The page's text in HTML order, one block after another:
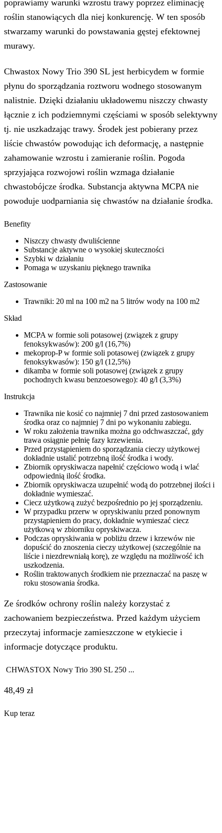
poprawiamy warunki wzrostu trawy poprzez eliminację
roślin stanowiących dla niej konkurencję. W ten sposób
stwarzamy warunki do powstawania gęstej efektownej
murawy.
Chwastox Nowy Trio 390 SL jest herbicydem w formie
płynu do sporządzania roztworu wodnego stosowanym
nalistnie. Dzięki działaniu układowemu niszczy chwasty
łącznie z ich podziemnymi częściami w sposób selektywny
tj. nie uszkadzając trawy. Środek jest pobierany przez
liście chwastów powodując ich deformację, a następnie
zahamowanie wzrostu i zamieranie roślin. Pogoda
sprzyjająca rozwojowi roślin wzmaga działanie
chwastobójcze środka. Substancja aktywna MCPA nie
powoduje uodparniania się chwastów na działanie środka.
Benefity
Niszczy chwasty dwuliścienne
Substancje aktywne o wysokiej skuteczności
Szybki w działaniu
Pomaga w uzyskaniu pięknego trawnika
Zastosowanie
Trawniki: 20 ml na 100 m2 na 5 litrów wody na 100 m2
Skład
MCPA w formie soli potasowej (związek z grupy
fenoksykwasów): 200 g/l (16,7%)
mekoprop-P w formie soli potasowej (związek z grupy
fenoksykwasów): 150 g/l (12,5%)
dikamba w formie soli potasowej (związek z grupy
pochodnych kwasu benzoesowego): 40 g/l (3,3%)
Instrukcja
Trawnika nie kosić co najmniej 7 dni przed zastosowaniem
środka oraz co najmniej 7 dni po wykonaniu zabiegu.
W roku założenia trawnika można go odchwaszczać, gdy
trawa osiągnie pełnię fazy krzewienia.
Przed przystąpieniem do sporządzania cieczy użytkowej
dokładnie ustalić potrzebną ilość środka i wody.
Zbiornik opryskiwacza napełnić częściowo wodą i wlać
odpowiednią ilość środka.
Zbiornik opryskiwacza uzupełnić wodą do potrzebnej ilości i
dokładnie wymieszać.
Ciecz użytkową zużyć bezpośrednio po jej sporządzeniu.
W przypadku przerw w opryskiwaniu przed ponownym
przystąpieniem do pracy, dokładnie wymieszać ciecz
użytkową w zbiorniku opryskiwacza.
Podczas opryskiwania w pobliżu drzew i krzewów nie
dopuścić do znoszenia cieczy użytkowej (szczególnie na
liście i niezdrewniałą korę), ze względu na możliwość ich
uszkodzenia.
Roślin traktowanych środkiem nie przeznaczać na paszę w
roku stosowania środka.
Ze środków ochrony roślin należy korzystać z
zachowaniem bezpieczeństwa. Przed każdym użyciem
przeczytaj informacje zamieszczone w etykiecie i
informacje dotyczące produktu.
CHWASTOX Nowy Trio 390 SL 250 ...
48,49 zł
Kup teraz